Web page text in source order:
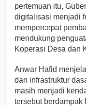
pertemuan itu,
digitalisasi menjadi
mempercepat
mendukung
Koperasi Desa dan
Anwar Hafid
dan infrastruktur
masih menjadi
tersebut berdampak